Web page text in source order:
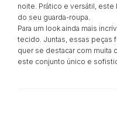
noite. Prático e versátil,
do seu guarda-roupa.
Para um look ainda mais
tecido. Juntas, essas peças
quer se destacar com muita
este conjunto único e